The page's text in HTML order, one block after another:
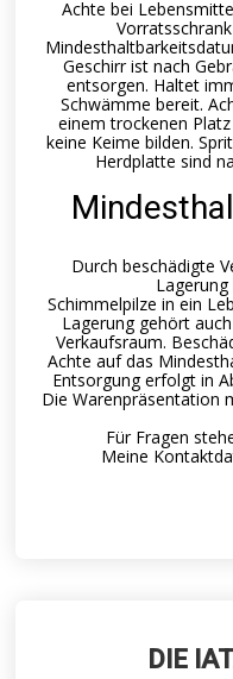
Achte bei
Geschirr ist nach
entsorgen. Haltet
Schwämme bereit.
einem trockenen
keine Keime bilden.
Herdplatte sind
Durch beschädigte
Schimmelpilze in ein
Lagerung gehört
Verkaufsraum.
Achte auf das
Entsorgung erfolgt in
Die Warenpräsentation
Für Fragen
Meine
DIE